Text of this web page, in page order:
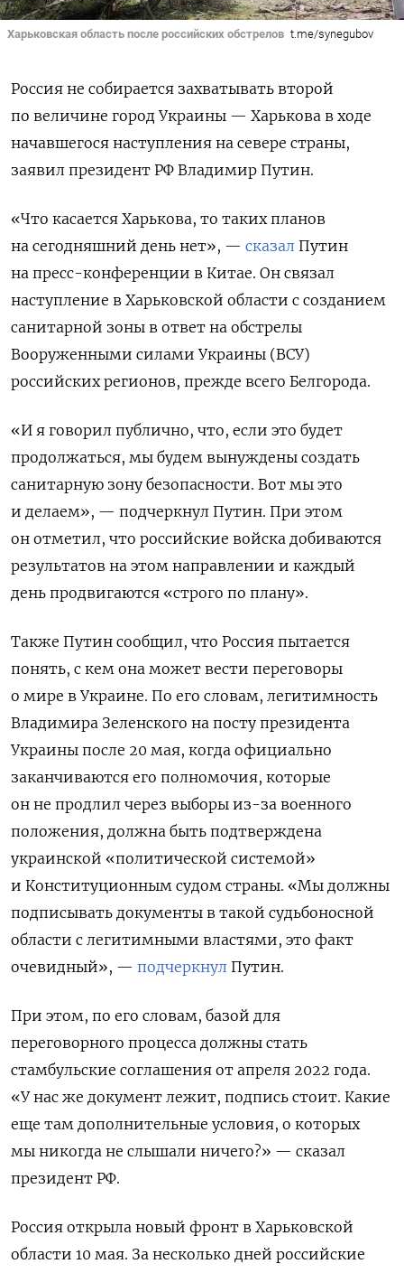
Харьковская область после российских обстрелов t.me/synegubov
Россия не собирается захватывать второй
по величине город Украины — Харькова в ходе
начавшегося наступления на севере страны,
заявил президент РФ Владимир Путин.
«Что касается Харькова, то таких планов
на сегодняшний день нет», — сказал Путин
на пресс-конференции в Китае. Он связал
наступление в Харьковской области с созданием
санитарной зоны в ответ на обстрелы
Вооруженными силами Украины (ВСУ)
российских регионов, прежде всего Белгорода.
«И я говорил публично, что, если это будет
продолжаться, мы будем вынуждены создать
санитарную зону безопасности. Вот мы это
и делаем», — подчеркнул Путин. При этом
он отметил, что российские войска добиваются
результатов на этом направлении и каждый
день продвигаются «строго по плану».
Также Путин сообщил, что Россия пытается
понять, с кем она может вести переговоры
о мире в Украине. По его словам, легитимность
Владимира Зеленского на посту президента
Украины после 20 мая, когда официально
заканчиваются его полномочия, которые
он не продлил через выборы из-за военного
положения, должна быть подтверждена
украинской «политической системой»
и Конституционным судом страны. «Мы должны
подписывать документы в такой судьбоносной
области с легитимными властями, это факт
очевидный», — подчеркнул Путин.
При этом, по его словам, базой для
переговорного процесса должны стать
стамбульские соглашения от апреля 2022 года.
«У нас же документ лежит, подпись стоит. Какие
еще там дополнительные условия, о которых
мы никогда не слышали ничего?» — сказал
президент РФ.
Россия открыла новый фронт в Харьковской
области 10 мая. За несколько дней российские